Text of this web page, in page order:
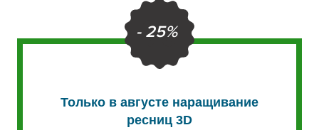
- 25%
Только в августе наращивание
ресниц 3D